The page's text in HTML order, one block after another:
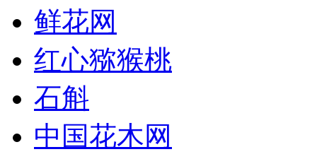
鲜花网
红心猕猴桃
石斛
中国花木网